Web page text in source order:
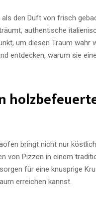
den Duft von frisch
authentische
um diesen Traum wahr
entdecken, warum sie
bringt nicht nur
von Pizzen in einem
für eine knusprige
erreichen kannst.